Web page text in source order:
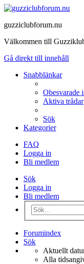
guzziclubforum.nu
Välkommen till
Gå direkt till innehåll
Snabblänkar
Obesvarade
Aktiva trådar
Sök
Kategorier
FAQ
Logga in
Bli medlem
Sök
Logga in
Bli medlem
Forumindex
Sök
Aktuellt
Alla